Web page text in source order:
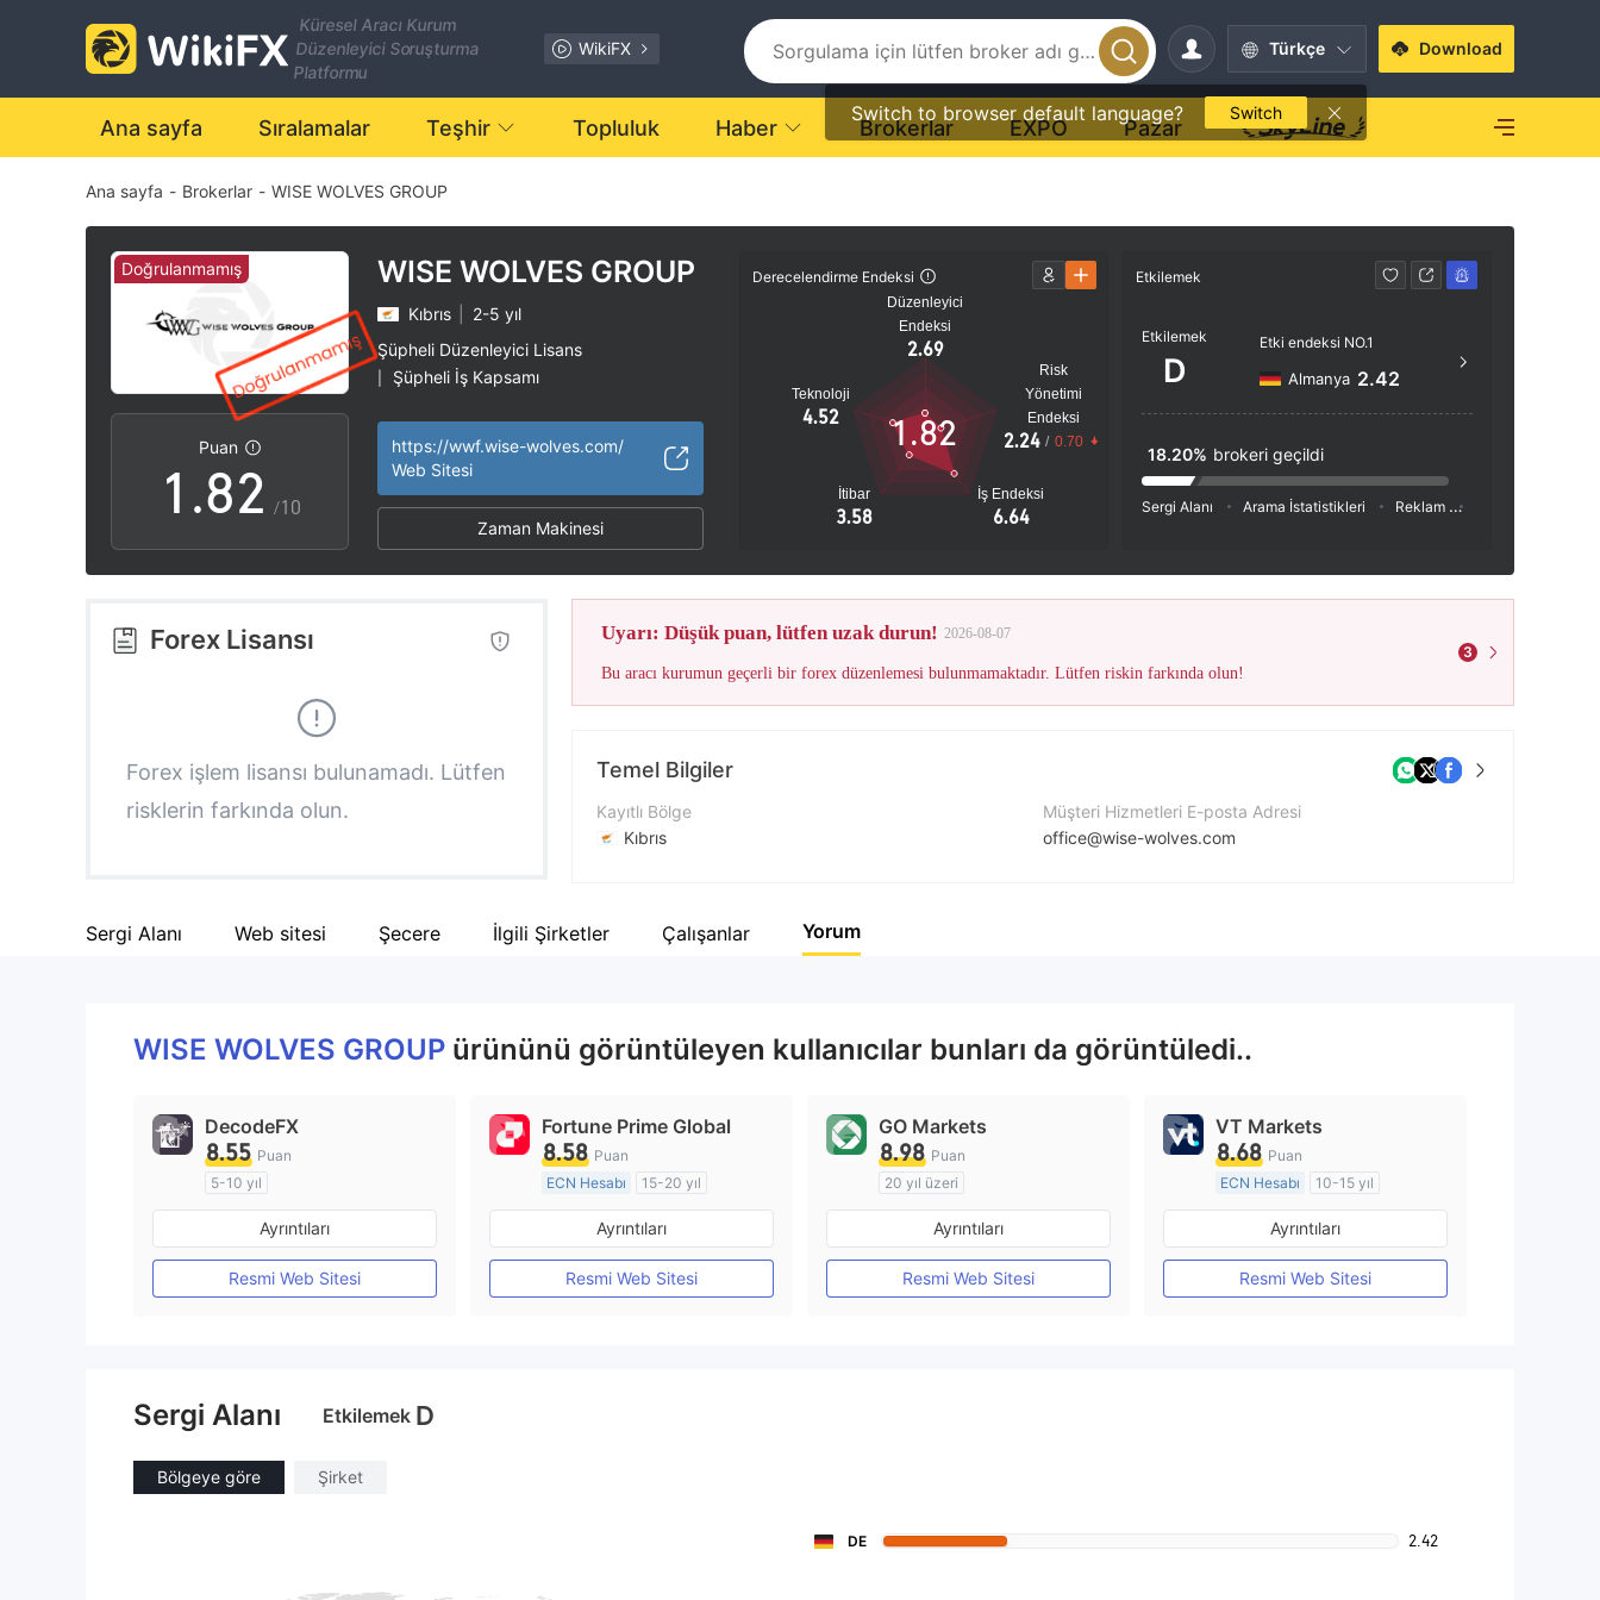
Küresel Aracı Kurum
Düzenleyici Soruşturma
Platformu
WikiFX Türkçe
Switch to browser default language? Switch
Download
Ana sayfa Sıralamalar Teşhir Topluluk Haber Brokerlar EXPO Pazar
Ana sayfa - Brokerlar - WISE WOLVES GROUP
Doğrulanmamış
Puan
0
1
2
3
5
6
9
.
2
3
4
5
6
7
8
9
0
1
2
3
4
6
7
8
/10
WISE WOLVES GROUP
Kıbrıs
2-5 yıl
Şüpheli Düzenleyici Lisans
Şüpheli İş Kapsamı
https://wwf.wise-wolves.com/
Web Sitesi
Zaman Makinesi
Derecelendirme Endeksi
Düzenleyici
Endeksi
2.69
Teknoloji
4.52
İtibar
3.58
İş Endeksi
6.64
Risk
Yönetimi
Endeksi
2.24 / 0.70
1.82
Etkilemek
Etkilemek
D
Etki endeksi NO.1
Almanya 2.42
18.20% brokeri geçildi
Sergi Alanı Arama İstatistikleri Reklam
Forex Lisansı
Forex işlem lisansı bulunamadı. Lütfen
risklerin farkında olun.
Uyarı: Düşük puan, lütfen uzak durun! 2026-08-07
Bu aracı kurumun geçerli bir forex düzenlemesi bulunmamaktadır. Lütfen riskin farkında olun!
3
Temel Bilgiler
Kayıtlı Bölge
Kıbrıs
Şirket Adı
Müşteri Hizmetleri E-posta Adresi
office@wise-wolves.com
Sergi Alanı Web sitesi Şecere İlgili Şirketler Çalışanlar Yorum
WISE WOLVES GROUP ürününü görüntüleyen kullanıcılar bunları da görüntüledi..
DecodeFX
8.55 Puan
5-10 yıl
Düzenleyici Ülke/Bölge: Avustralya
Pazar Yapıcılık (MM)
MT4 Tam Lisans
Ayrıntıları
Resmi Web Sitesi
Fortune Prime Global
8.58 Puan
ECN Hesabı
15-20 yıl
Düzenleyici Ülke/Bölge: Avustralya
Pazar Yapıcılık (MM)
MT4 Tam Lisans
Ayrıntıları
Resmi Web Sitesi
GO Markets
8.98 Puan
20 yıl üzeri
Düzenleyici Ülke/Bölge: Avustralya
Pazar Yapıcılık (MM)
cTrader
Ayrıntıları
Resmi Web Sitesi
VT Markets
8.68 Puan
ECN Hesabı
10-15 yıl
Düzenleyici Ülke/Bölge: Avustralya
Pazar Yapıcılık (MM)
MT4 Tam Lisans
Ayrıntıları
Resmi Web Sitesi
Sergi Alanı Etkilemek D
Bölgeye göre Şirket
DE 2.42